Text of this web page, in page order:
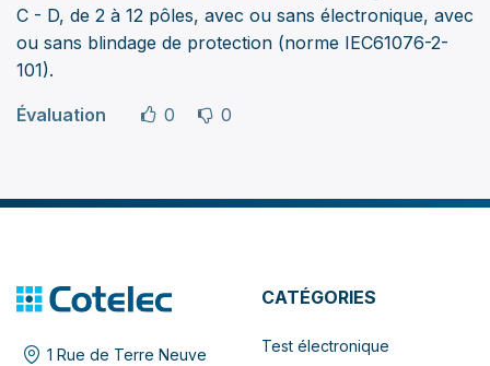
C - D, de 2 à 12 pôles, avec ou sans électronique, avec
ou sans blindage de protection (norme IEC61076-2-
101).
Évaluation 0 0
1 Rue de Terre Neuve
CATÉGORIES
Test électronique